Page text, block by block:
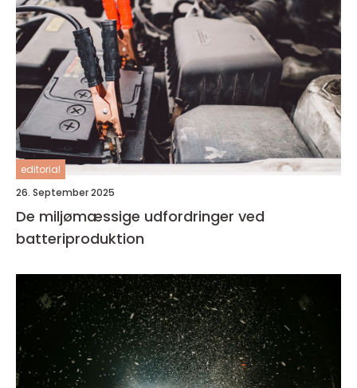
editorial
26. September 2025
De miljømæssige udfordringer ved
batteriproduktion